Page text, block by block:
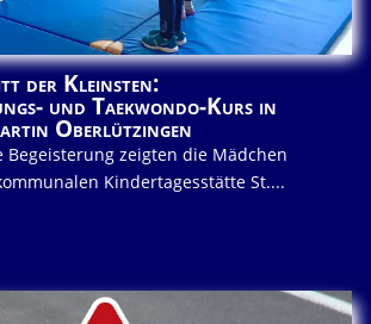
der Kleinsten:
und Taekwondo-Kurs in
Oberlützingen
Begeisterung zeigten die Mädchen
Kindertagesstätte St....